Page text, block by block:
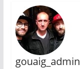
gouaig_admin